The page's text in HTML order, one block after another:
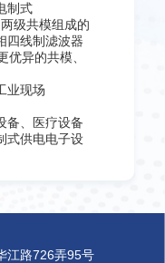
制式
级共模组成的
四线制滤波器
异的共模、
业现场
备、医疗设备
式供电电子设
江路726弄95号